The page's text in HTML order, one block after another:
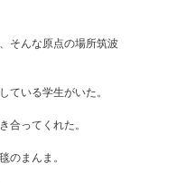
そんな原点の場所筑波
ている学生がいた。
合ってくれた。
のまんま。